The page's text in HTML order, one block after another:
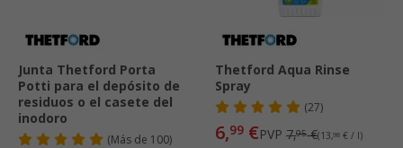
Junta Thetford Porta
Potti para el depósito de
residuos o el casete del
inodoro
( Más de 100)
Thetford Aqua Rinse
Spray
(27)
6,99 €PVP 7,95€(13,98 € / l)